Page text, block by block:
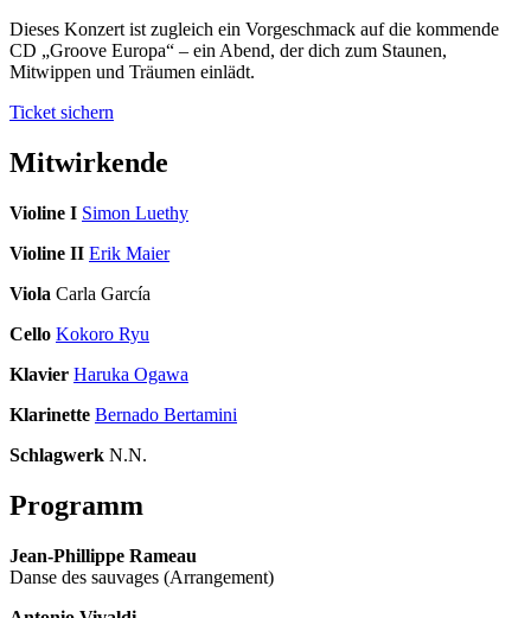
Dieses Konzert ist zugleich ein Vorgeschmack auf die kommende
CD „Groove Europa“ – ein Abend, der dich zum Staunen,
Mitwippen und Träumen einlädt.
Ticket sichern
Mitwirkende
Violine I Simon Luethy
Violine II Erik Maier
Viola Carla García
Cello Kokoro Ryu
Klavier Haruka Ogawa
Klarinette Bernado Bertamini
Schlagwerk N.N.
Programm
Jean-Phillippe Rameau
Danse des sauvages (Arrangement)